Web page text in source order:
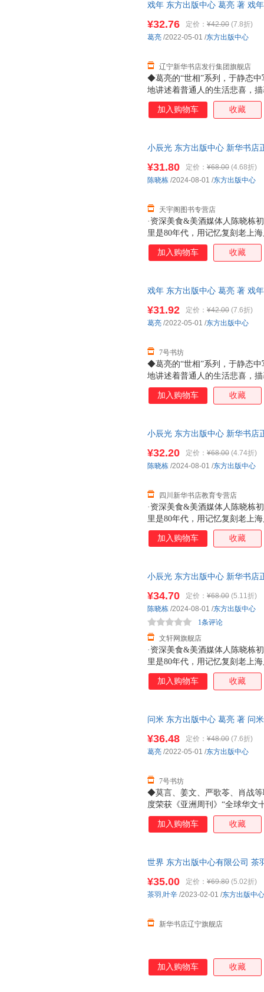
一般的串起边缘人、世间事，
是普通人（小人物）面对浮沉
气与久违的气节风骨。也许这
戏年 东方出版中心 葛亮 著 戏
◆葛亮的“世相”系列，于静态
地讲述着普通人的生活悲喜，
也不太会有大开大阖的面目。
悲伤的洪流以不同形式刷洗着
一般的串起边缘人、世间事，
是普通人（小人物）面对浮沉
气与久违的气节风骨。也许这
¥32.76 定价： ¥42.00 (7.8折)
辽宁新华书店发行集团旗舰店
葛亮 /2022-05-01 /东方出版中心
加入购物车 收藏
小辰光 东方出版中心 新华书店
·资深美食&美酒媒体人陈晓栋
里是80年代，用记忆复刻老上
巾、羊肉串、防空洞、泡饭、
记忆深处的童年印痕，原来我
¥31.80 定价： ¥68.00 (4.68折)
天宇阁图书专营店
陈晓栋 /2024-08-01 /东方出版中心
加入购物车 收藏
戏年 东方出版中心 葛亮 著 戏
◆葛亮的“世相”系列，于静态
地讲述着普通人的生活悲喜，
也不太会有大开大阖的面目。
悲伤的洪流以不同形式刷洗着
一般的串起边缘人、世间事，
是普通人（小人物）面对浮沉
气与久违的气节风骨。也许这
¥31.92 定价： ¥42.00 (7.6折)
7号书坊
葛亮 /2022-05-01 /东方出版中心
加入购物车 收藏
小辰光 东方出版中心 新华书店
·资深美食&美酒媒体人陈晓栋
里是80年代，用记忆复刻老上
巾、羊肉串、防空洞、泡饭、
记忆深处的童年印痕，原来我
¥32.20 定价： ¥68.00 (4.74折)
四川新华书店教育专营店
陈晓栋 /2024-08-01 /东方出版中心
加入购物车 收藏
小辰光 东方出版中心 新华书店
·资深美食&美酒媒体人陈晓栋
里是80年代，用记忆复刻老上
巾、羊肉串、防空洞、泡饭、
记忆深处的童年印痕，原来我
¥34.70 定价： ¥68.00 (5.11折)
文轩网旗舰店
1条评论
陈晓栋 /2024-08-01 /东方出版中心
加入购物车 收藏
问米 东方出版中心 葛亮 著 问
◆莫言、姜文、严歌苓、肖战
度荣获《亚洲周刊》“全球华文
雀》《北鸢》宏大的历史叙事
茧，用悬疑之笔，表达人心底
后用竹制的纳凉器具错位相认
点了一盏桂花香，不识大字的
慧。痴迷于其中的读者，看不
¥36.48 定价： ¥48.00 (7.6折)
7号书坊
葛亮 /2022-05-01 /东方出版中心
加入购物车 收藏
世界 东方出版中心有限公司 茶
¥35.00 定价： ¥69.80 (5.02折)
新华书店辽宁旗舰店
茶羽 ,叶辛 /2023-02-01 /东方出版中
加入购物车 收藏